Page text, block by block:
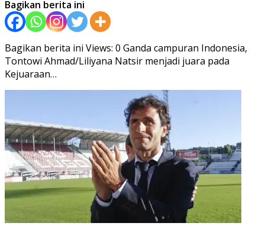
Bagikan berita ini
Bagikan berita ini Views: 0 Ganda campuran Indonesia,
Tontowi Ahmad/Liliyana Natsir menjadi juara pada
Kejuaraan…